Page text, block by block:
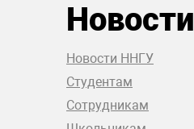
Новости
Новости ННГУ
Студентам
Сотрудникам